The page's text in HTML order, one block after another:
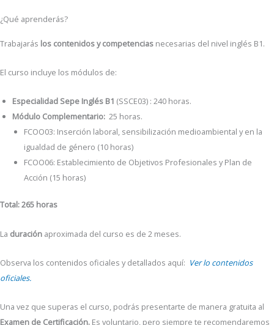
¿Qué aprenderás?
Trabajarás los contenidos y competencias necesarias del nivel inglés B1.
El curso incluye los módulos de:
Especialidad Sepe Inglés B1 (SSCE03) : 240 horas.
Módulo Complementario: 25 horas.
FCOO03: Inserción laboral, sensibilización medioambiental y en la
igualdad de género (10 horas)
FCOO06: Establecimiento de Objetivos Profesionales y Plan de
Acción (15 horas)
Total: 265 horas
La duración aproximada del curso es de 2 meses.
Observa los contenidos oficiales y detallados aquí: Ver lo contenidos
oficiales.
Una vez que superas el curso, podrás presentarte de manera gratuita al
Examen de Certificación. Es voluntario, pero siempre te recomendaremos